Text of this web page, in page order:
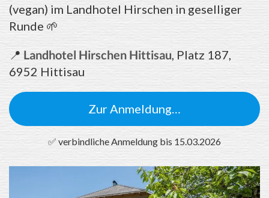
(vegan) im Landhotel Hirschen in geselliger
Runde 🌱
📍 Landhotel Hirschen Hittisau , Platz 187,
6952 Hittisau
Zur Anmeldung…
✅ verbindliche Anmeldung bis 15.03.2026